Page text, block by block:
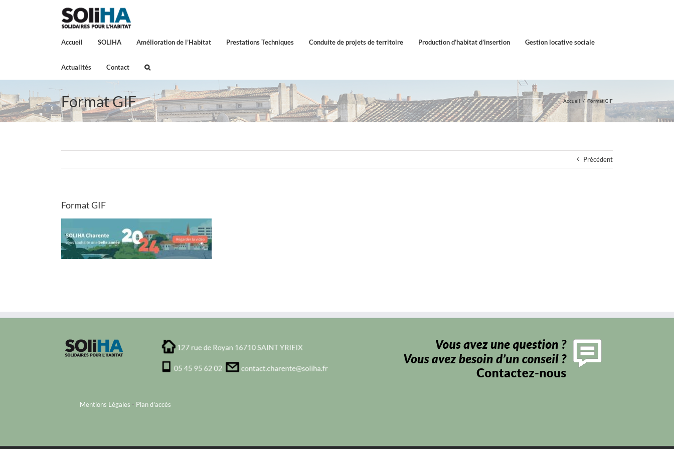
Accueil SOLIHA Amélioration de l’Habitat Prestations Techniques Conduite de projets de territoire Production d’habitat d’insertion Gestion locative sociale
Actualités Contact
Format GIF Accueil Format GIF
Précédent
Format GIF
Mentions Légales - Plan d'accès